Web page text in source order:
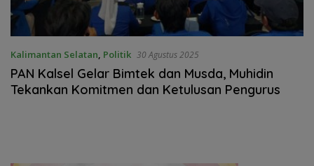
Kalimantan Selatan, Politik 30 Agustus 2025
PAN Kalsel Gelar Bimtek dan Musda, Muhidin
Tekankan Komitmen dan Ketulusan Pengurus